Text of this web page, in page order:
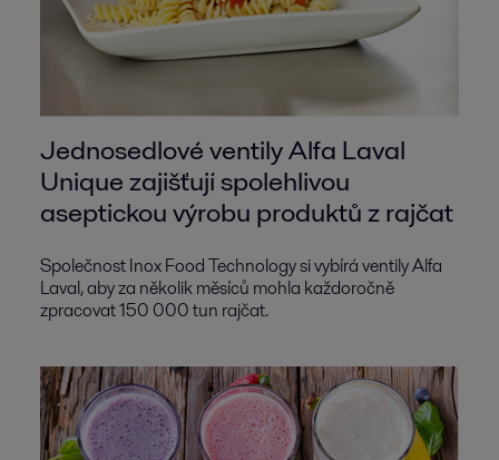
Jednosedlové ventily Alfa Laval
Unique zajišťují spolehlivou
aseptickou výrobu produktů z rajčat
Společnost Inox Food Technology si vybírá ventily Alfa
Laval, aby za několik měsíců mohla každoročně
zpracovat 150 000 tun rajčat.